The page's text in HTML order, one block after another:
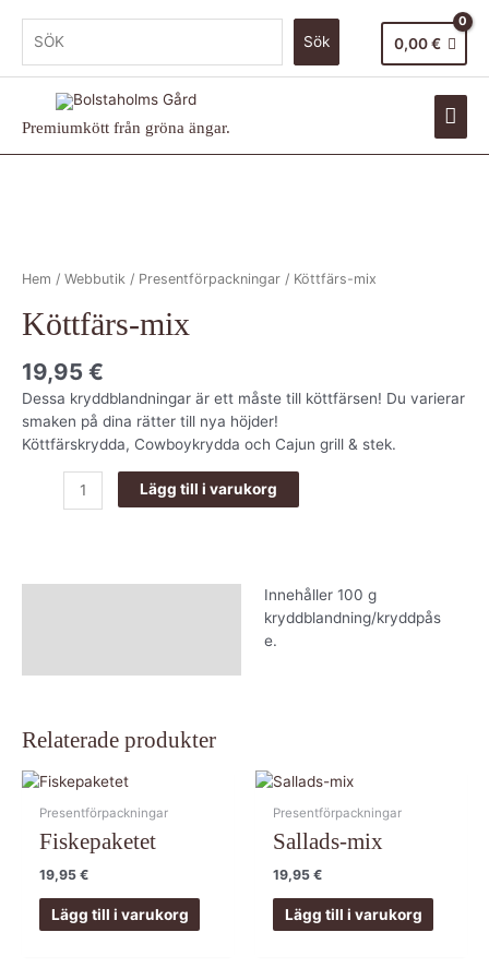
Sök 0,00€
Premiumkött från gröna ängar.
Hem / Webbutik / Presentförpackningar / Köttfärs-mix
Köttfärs-mix
19,95 €
Dessa kryddblandningar är ett måste till köttfärsen! Du varierar
smaken på dina rätter till nya höjder!
Köttfärskrydda, Cowboykrydda och Cajun grill & stek.
Lägg till i varukorg
Innehåller 100 g
kryddblandning/kryddpås
e.
Relaterade produkter
Presentförpackningar
Fiskepaketet
19,95€
Lägg till i varukorg
Presentförpackningar
Sallads-mix
19,95€
Lägg till i varukorg